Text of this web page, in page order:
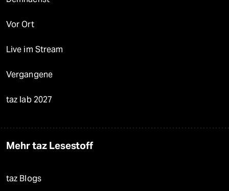
Vor Ort
Live im Stream
Vergangene
taz lab 2027
Mehr taz Lesestoff
taz Blogs